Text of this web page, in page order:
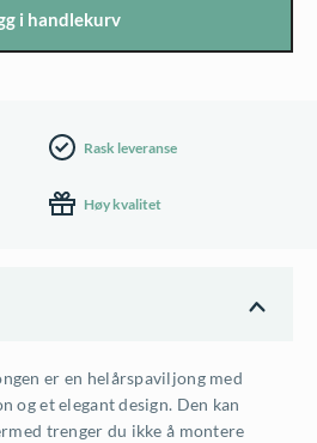
i handlekurv
Rask leveranse
Høy kvalitet
er en helårspaviljong med
og et elegant design. Den kan
trenger du ikke å montere